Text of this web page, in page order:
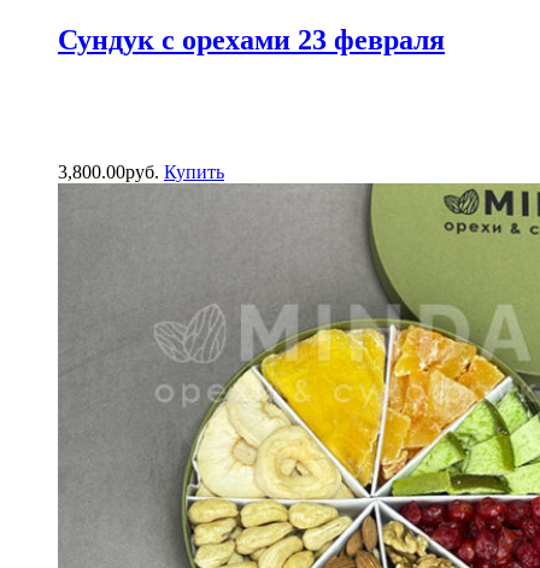
Сундук с орехами 23 февраля
3,800.00руб. Купить